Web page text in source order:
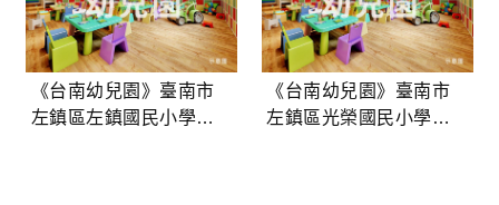
《台南幼兒園》臺南市
左鎮區左鎮國民小學附
《台南幼兒園》臺南市
左鎮區光榮國民小學附